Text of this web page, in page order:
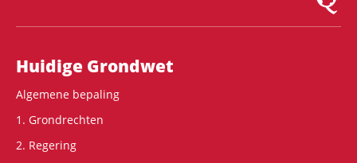
Hoofdnavigatie
Huidige Grondwet
Algemene bepaling
1. Grondrechten
2. Regering